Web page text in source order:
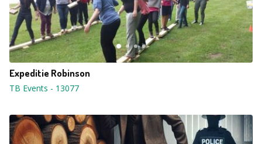
Expeditie Robinson
TB Events - 13077